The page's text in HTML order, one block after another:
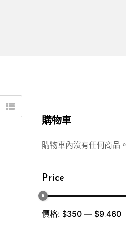
購物車
購物車內沒有任何商品。
Price
價格: $350 — $9,460